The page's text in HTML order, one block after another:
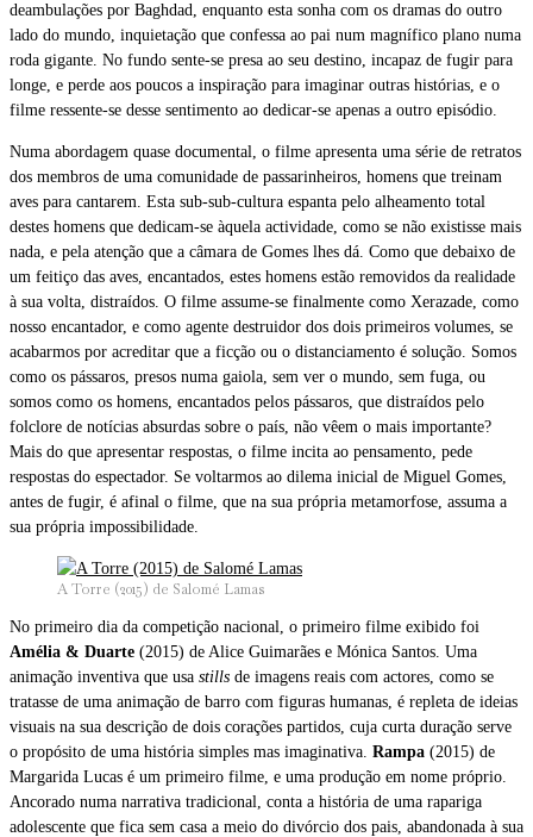
deambulações por Baghdad, enquanto esta sonha com os dramas do outro
lado do mundo, inquietação que confessa ao pai num magnífico plano numa
roda gigante. No fundo sente-se presa ao seu destino, incapaz de fugir para
longe, e perde aos poucos a inspiração para imaginar outras histórias, e o
filme ressente-se desse sentimento ao dedicar-se apenas a outro episódio.
Numa abordagem quase documental, o filme apresenta uma série de retratos
dos membros de uma comunidade de passarinheiros, homens que treinam
aves para cantarem. Esta sub-sub-cultura espanta pelo alheamento total
destes homens que dedicam-se àquela actividade, como se não existisse mais
nada, e pela atenção que a câmara de Gomes lhes dá. Como que debaixo de
um feitiço das aves, encantados, estes homens estão removidos da realidade
à sua volta, distraídos. O filme assume-se finalmente como Xerazade, como
nosso encantador, e como agente destruidor dos dois primeiros volumes, se
acabarmos por acreditar que a ficção ou o distanciamento é solução. Somos
como os pássaros, presos numa gaiola, sem ver o mundo, sem fuga, ou
somos como os homens, encantados pelos pássaros, que distraídos pelo
folclore de notícias absurdas sobre o país, não vêem o mais importante?
Mais do que apresentar respostas, o filme incita ao pensamento, pede
respostas do espectador. Se voltarmos ao dilema inicial de Miguel Gomes,
antes de fugir, é afinal o filme, que na sua própria metamorfose, assuma a
sua própria impossibilidade.
A Torre (2015) de Salomé Lamas
No primeiro dia da competição nacional, o primeiro filme exibido foi
Amélia & Duarte (2015) de Alice Guimarães e Mónica Santos. Uma
animação inventiva que usa stills de imagens reais com actores, como se
tratasse de uma animação de barro com figuras humanas, é repleta de ideias
visuais na sua descrição de dois corações partidos, cuja curta duração serve
o propósito de uma história simples mas imaginativa. Rampa (2015) de
Margarida Lucas é um primeiro filme, e uma produção em nome próprio.
Ancorado numa narrativa tradicional, conta a história de uma rapariga
adolescente que fica sem casa a meio do divórcio dos pais, abandonada à sua